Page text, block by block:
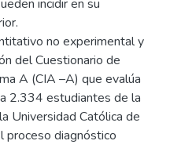
incidir en su
no experimental y
del Cuestionario de
A (CIA –A) que evalúa
2.334 estudiantes de la
Universidad Católica de
proceso diagnóstico